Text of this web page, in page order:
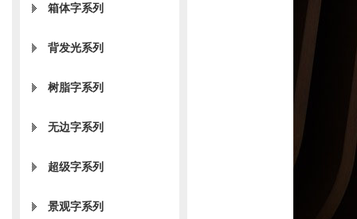
箱体字系列
背发光系列
树脂字系列
无边字系列
超级字系列
景观字系列